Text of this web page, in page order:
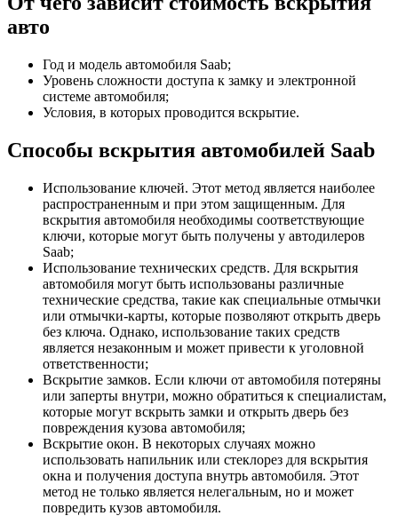
авто
Год и модель автомобиля Saab;
Уровень сложности доступа к замку и электронной
системе автомобиля;
Условия, в которых проводится вскрытие.
Способы вскрытия автомобилей Saab
Использование ключей. Этот метод является наиболее
распространенным и при этом защищенным. Для
вскрытия автомобиля необходимы соответствующие
ключи, которые могут быть получены у автодилеров
Saab;
Использование технических средств. Для вскрытия
автомобиля могут быть использованы различные
технические средства, такие как специальные отмычки
или отмычки-карты, которые позволяют открыть дверь
без ключа. Однако, использование таких средств
является незаконным и может привести к уголовной
ответственности;
Вскрытие замков. Если ключи от автомобиля потеряны
или заперты внутри, можно обратиться к специалистам,
которые могут вскрыть замки и открыть дверь без
повреждения кузова автомобиля;
Вскрытие окон. В некоторых случаях можно
использовать напильник или стеклорез для вскрытия
окна и получения доступа внутрь автомобиля. Этот
метод не только является нелегальным, но и может
повредить кузов автомобиля.